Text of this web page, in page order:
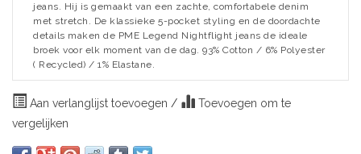
jeans. Hij is gemaakt van een zachte, comfortabele denim
met stretch. De klassieke 5-pocket styling en de doordachte
details maken de PME Legend Nightflight jeans de ideale
broek voor elk moment van de dag. 93% Cotton / 6% Polyester
( Recycled) / 1% Elastane.
Aan verlanglijst toevoegen /
Toevoegen om te
vergelijken